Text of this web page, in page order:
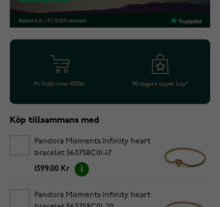
Fri frakt över 1000kr 90 dagars öppet köp*
Köp tillsammans med
Pandora Moments Infinity heart
bracelet 563758C01-17
1599.00 Kr
Pandora Moments Infinity heart